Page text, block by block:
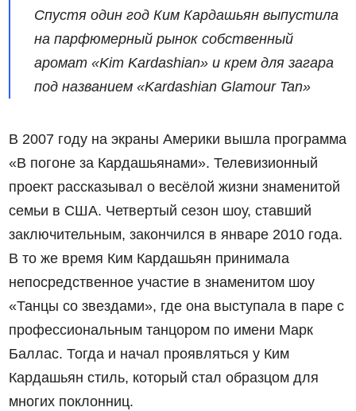
Спустя один год Ким Кардашьян выпустила
на парфюмерный рынок собственный
аромат «Kim Kardashian» и крем для загара
под названием «Kardashian Glamour Tan»
В 2007 году на экраны Америки вышла программа
«В погоне за Кардашьянами». Телевизионный
проект рассказывал о весёлой жизни знаменитой
семьи в США. Четвертый сезон шоу, ставший
заключительным, закончился в январе 2010 года.
В то же время Ким Кардашьян принимала
непосредственное участие в знаменитом шоу
«Танцы со звездами», где она выступала в паре с
профессиональным танцором по имени Марк
Баллас. Тогда и начал проявляться у Ким
Кардашьян стиль, который стал образцом для
многих поклонниц.